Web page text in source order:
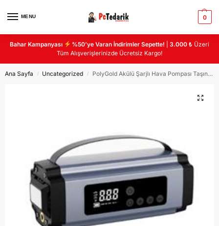
MENU 0
Bahar Kampanyası %50’ye Varan İndirimler Sepette! |3.000 ₺ Üzeri
Tüm Alışverişlerinizde Ücretsiz Kargo!
Ana Sayfa / Uncategorized / PolyGold Akülü Şarjlı Hava Pompası Taşınabilir & Yüksek Basınç PG-6613